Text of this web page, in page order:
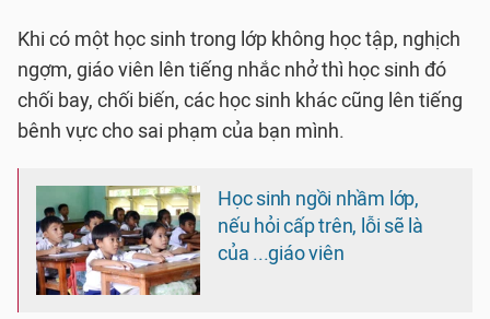
Khi có một học sinh trong lớp không học tập, nghịch
ngợm, giáo viên lên tiếng nhắc nhở thì học sinh đó
chối bay, chối biến, các học sinh khác cũng lên tiếng
bênh vực cho sai phạm của bạn mình.
Học sinh ngồi nhầm lớp,
nếu hỏi cấp trên, lỗi sẽ là
của ...giáo viên